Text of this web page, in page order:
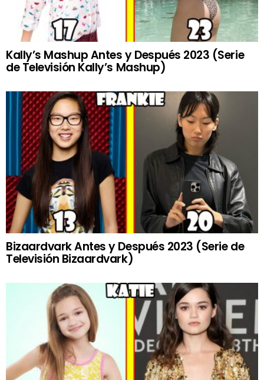
Kally’s Mashup Antes y Después 2023 (Serie
de Televisión Kally’s Mashup)
Bizaardvark Antes y Después 2023 (Serie de
Televisión Bizaardvark)